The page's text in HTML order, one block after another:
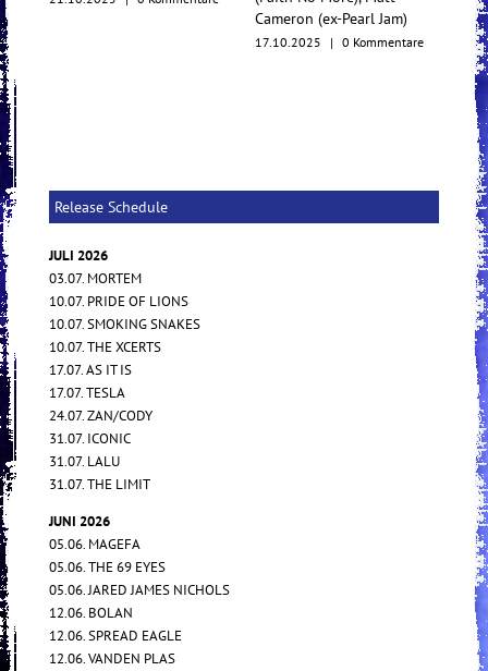
Cameron (ex-Pearl Jam)
17.10.2025 | 0 Kommentare
Release Schedule
JULI 2026
03.07. MORTEM
10.07. PRIDE OF LIONS
10.07. SMOKING SNAKES
10.07. THE XCERTS
17.07. AS IT IS
17.07. TESLA
24.07. ZAN/CODY
31.07. ICONIC
31.07. LALU
31.07. THE LIMIT
JUNI 2026
05.06. MAGEFA
05.06. THE 69 EYES
05.06. JARED JAMES NICHOLS
12.06. BOLAN
12.06. SPREAD EAGLE
12.06. VANDEN PLAS